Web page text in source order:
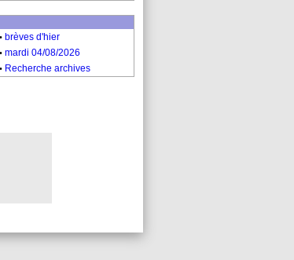
!
. brèves d'hier
. mardi 04/08/2026
. Recherche archives